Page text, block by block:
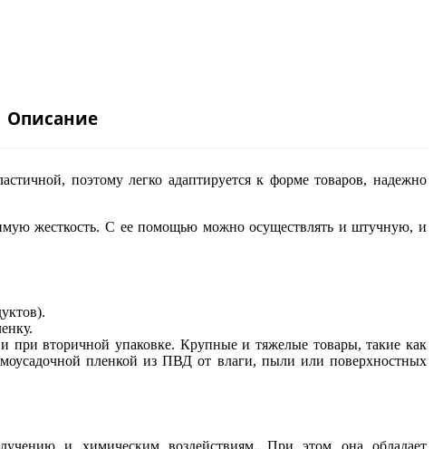
Описание
поэтому легко адаптируется к форме товаров, надежно
жесткость. С ее помощью можно осуществлять и штучную, и
при вторичной упаковке. Крупные и тяжелые товары, такие как
пленкой из ПВД от влаги, пыли или поверхностных
и химическим воздействиям. При этом она обладает